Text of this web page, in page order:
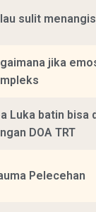
sulit
jika
Luka batin bisa
DOA TRT
Pelecehan